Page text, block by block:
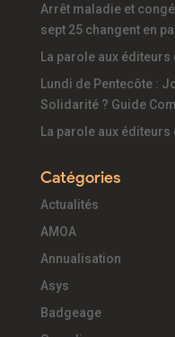
Arrêt maladie et
sept 25 changent en
La parole aux éditeurs
Lundi de Pentecôte :
Solidarité ? Guide
La parole aux éditeurs
Catégories
Actualités
AMOA
Annualisation
Asys
Badgeage